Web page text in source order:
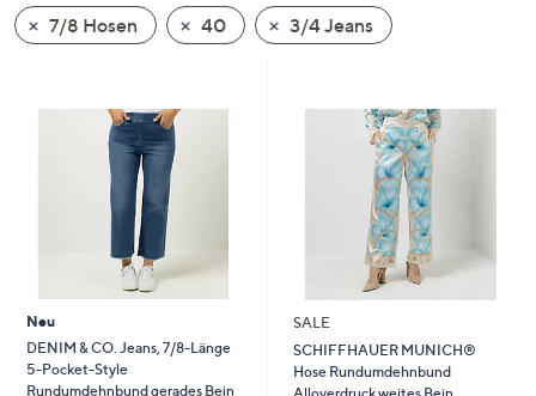
wischen
Sie
diese
anzuzeigen.
7/8 Hosen
40 3/4 Jeans
Neu
DENIM & CO. Jeans, 7/8-Länge
5-Pocket-Style
Rundumdehnbund gerades Bein
SALE
SCHIFFHAUER MUNICH®
Hose Rundumdehnbund